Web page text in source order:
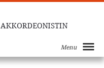
AKKORDEONISTIN
Menu